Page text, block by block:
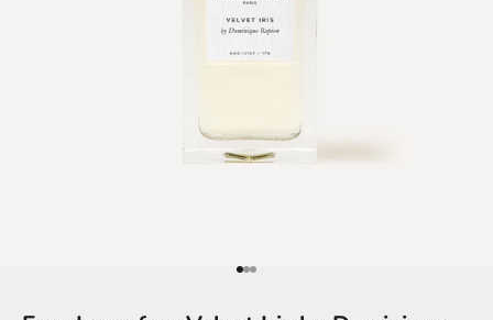
Aller à l'élément 1
Aller à l'élément 2
Aller à l'élément 3